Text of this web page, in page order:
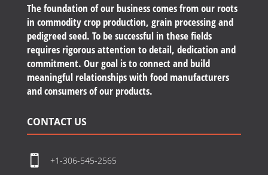
The foundation of our business comes from our roots
in commodity crop production, grain processing and
pedigreed seed. To be successful in these fields
requires rigorous attention to detail, dedication and
commitment. Our goal is to connect and build
meaningful relationships with food manufacturers
and consumers of our products.
CONTACT US
 +1-306-545-2565